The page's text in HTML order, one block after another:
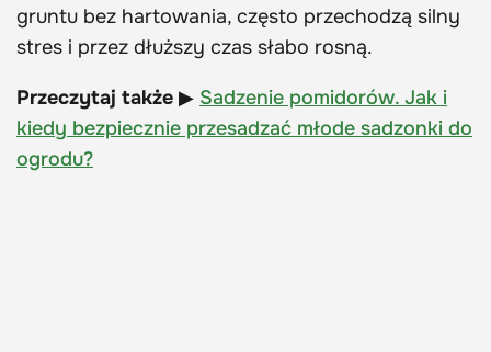
gruntu bez hartowania, często przechodzą silny
stres i przez dłuższy czas słabo rosną.
Przeczytaj także ▶ Sadzenie pomidorów. Jak i
kiedy bezpiecznie przesadzać młode sadzonki do
ogrodu?